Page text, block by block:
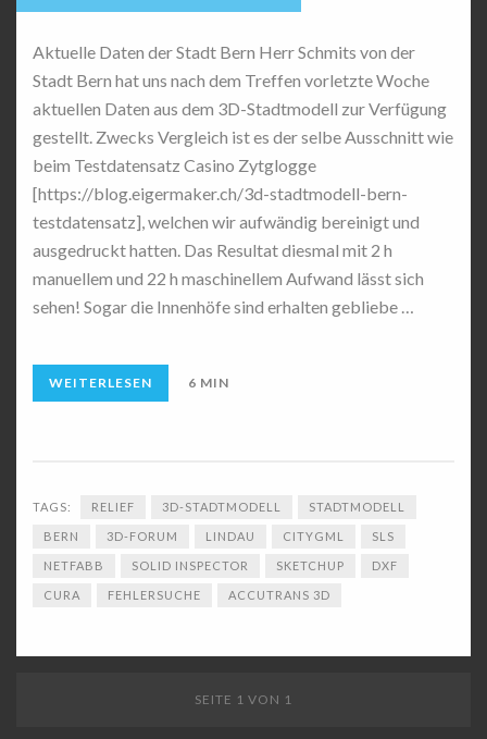
Aktuelle Daten der Stadt Bern Herr Schmits von der
Stadt Bern hat uns nach dem Treffen vorletzte Woche
aktuellen Daten aus dem 3D-Stadtmodell zur Verfügung
gestellt. Zwecks Vergleich ist es der selbe Ausschnitt wie
beim Testdatensatz Casino Zytglogge
[https://blog.eigermaker.ch/3d-stadtmodell-bern-
testdatensatz], welchen wir aufwändig bereinigt und
ausgedruckt hatten. Das Resultat diesmal mit 2 h
manuellem und 22 h maschinellem Aufwand lässt sich
sehen! Sogar die Innenhöfe sind erhalten gebliebe …
WEITERLESEN 6 MIN
TAGS: RELIEF 3D-STADTMODELL STADTMODELL
BERN 3D-FORUM LINDAU CITYGML SLS
NETFABB SOLID INSPECTOR SKETCHUP DXF
CURA FEHLERSUCHE ACCUTRANS 3D
SEITE 1 VON 1